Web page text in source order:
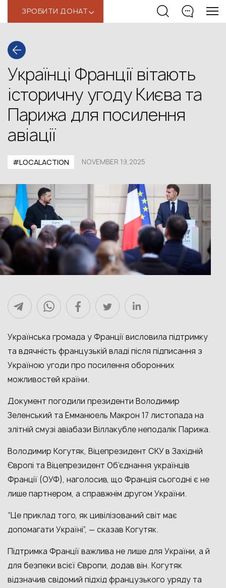
ЗРОБИТИ ДОНАТ‹
Українці Франції вітають
історичну угоду Києва та
Парижа для посилення
авіації
#LOCALACTION NOVEMBER 19,2025
Українська громада у Франції висловила підтримку
та вдячність французькій владі після підписання з
Україною угоди про посилення оборонних
можливостей країни.
Документ погодили президенти Володимир
Зеленський та Емманюель Макрон 17 листопада на
злітній смузі авіабази Віллакубле неподалік Парижа.
Володимир Когутяк, Віцепрезидент СКУ в Західній
Європі та Віцепрезидент Об’єднання українців
Франції (ОУФ), наголосив, що Франція сьогодні є не
лише партнером, а справжнім другом України.
“Це приклад того, як цивілізований світ має
допомагати Україні”, — сказав Когутяк.
Підтримка Франції важлива не лише для України, а й
для безпеки всієї Європи, додав він. Когутяк
відзначив свідомий підхід французького уряду та